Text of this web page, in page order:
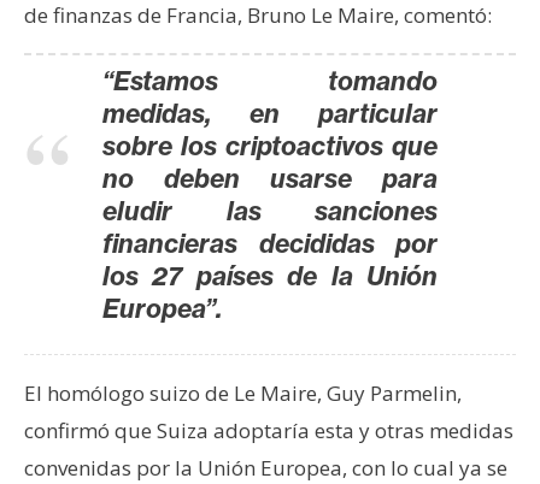
T
e
r
s
s
de finanzas de Francia, Bruno Le Maire, comentó:
“Estamos tomando
medidas, en particular
sobre los criptoactivos que
no deben usarse para
eludir las sanciones
financieras decididas por
los 27 países de la Unión
Europea”.
El homólogo suizo de Le Maire, Guy Parmelin,
confirmó que Suiza adoptaría esta y otras medidas
convenidas por la Unión Europea, con lo cual ya se